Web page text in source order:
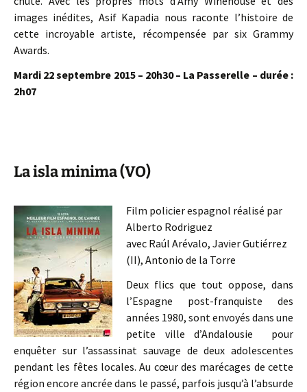
images inédites, Asif Kapadia nous raconte l’histoire de
cette incroyable artiste, récompensée par six Grammy
Awards.
Mardi 22 septembre 2015 – 20h30 – La Passerelle – durée :
2h07
La isla minima (VO)
Film policier espagnol réalisé par
Alberto Rodriguez
avec Raúl Arévalo, Javier Gutiérrez
(II), Antonio de la Torre
Deux flics que tout oppose, dans
l’Espagne post-franquiste des
années 1980, sont envoyés dans une
petite ville d’Andalousie pour
enquêter sur l’assassinat sauvage de deux adolescentes
pendant les fêtes locales. Au cœur des marécages de cette
région encore ancrée dans le passé, parfois jusqu’à l’absurde